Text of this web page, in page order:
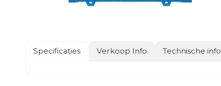
Specificaties Verkoop Info Technische info